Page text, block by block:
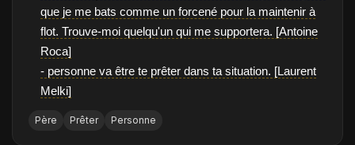
que je me bats comme un forcené pour la maintenir à
flot. Trouve-moi quelqu'un qui me supportera. [Antoine
Roca]
- personne va être te prêter dans ta situation. [Laurent
Melki]
Père Prêter Personne